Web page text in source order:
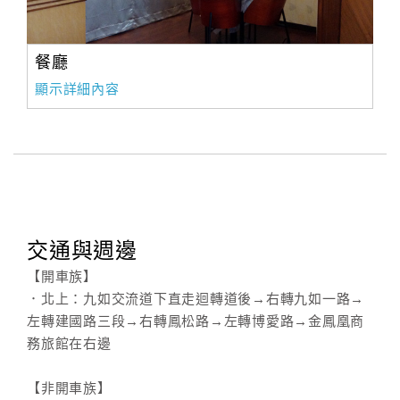
餐廳
顯示詳細內容
交通與週邊
【開車族】
．北上：九如交流道下直走迴轉道後→右轉九如一路→
左轉建國路三段→右轉鳳松路→左轉博愛路→金鳳凰商
務旅館在右邊
【非開車族】